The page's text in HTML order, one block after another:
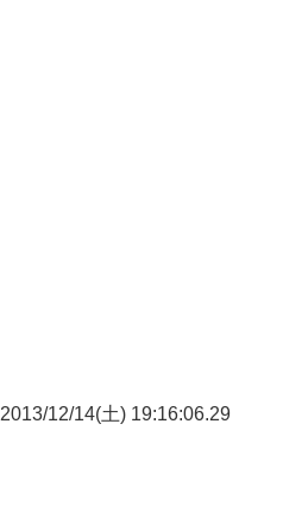
2013/12/14(土) 19:16:06.29